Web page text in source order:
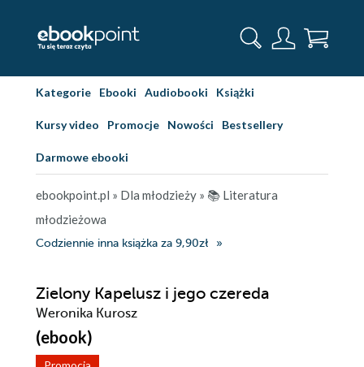
Kategorie Ebooki Audiobooki Książki
Kursy video Promocje Nowości Bestsellery
Darmowe ebooki
ebookpoint.pl » Dla młodzieży » 📚 Literatura
młodzieżowa
Codziennie inna książka za 9,90zł
Zielony Kapelusz i jego czereda
Weronika Kurosz
(ebook)